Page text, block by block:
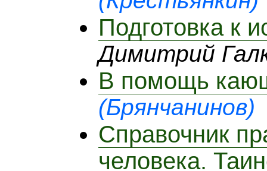
Подготовка к
Димитрий
В помощь
(Брянчанинов)
Справочник
человека.